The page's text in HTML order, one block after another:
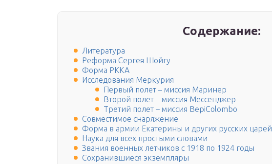
Содержание:
Литература
Реформа Сергея Шойгу
Форма РККА
Исследования Меркурия
Первый полет – миссия Маринер
Второй полет – миссия Мессенджер
Третий полет – миссия BepiColombo
Совместимое снаряжение
Форма в армии Екатерины и других русских царей
Наука для всех простыми словами
Звания военных летчиков с 1918 по 1924 годы
Сохранившиеся экземпляры